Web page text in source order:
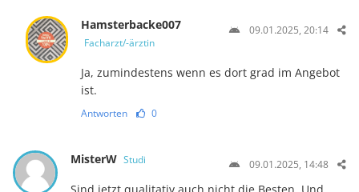
Hamsterbacke007
Facharzt/-ärztin
09.01.2025, 20:14
Ja, zumindestens wenn es dort grad im Angebot
ist.
Antworten 0
MisterW Studi 09.01.2025, 14:48